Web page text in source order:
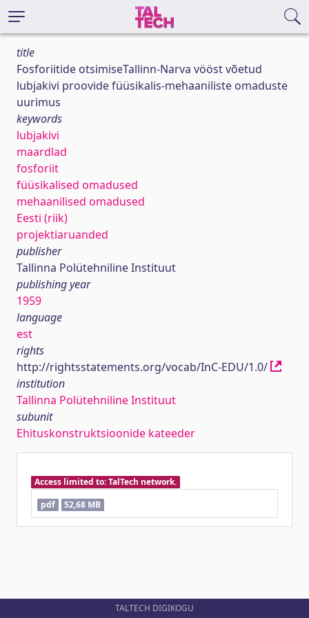
title
Fosforiitide otsimiseTallinn-Narva vööst võetud
lubjakivi proovide füüsikalis-mehaaniliste omaduste
uurimus
keywords
lubjakivi
maardlad
fosforiit
füüsikalised omadused
mehaanilised omadused
Eesti (riik)
projektiaruanded
publisher
Tallinna Polütehniline Instituut
publishing year
1959
language
est
rights
http://rightsstatements.org/vocab/InC-EDU/1.0/
institution
Tallinna Polütehniline Instituut
subunit
Ehituskonstruktsioonide kateeder
Access limited to: TalTech network.
pdf
52,68 MB
TALTECH DIGIKOGU